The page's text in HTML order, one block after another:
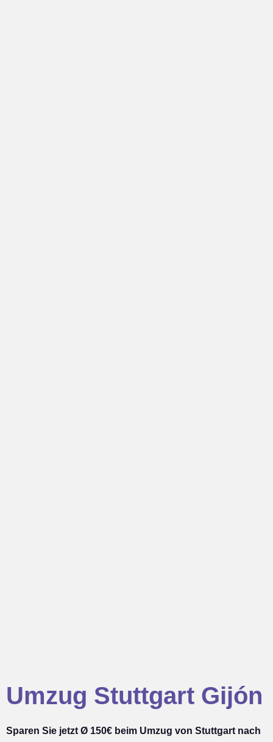
Umzug Stuttgart Gijón
Sparen Sie jetzt Ø 150€ beim Umzug von Stuttgart nach